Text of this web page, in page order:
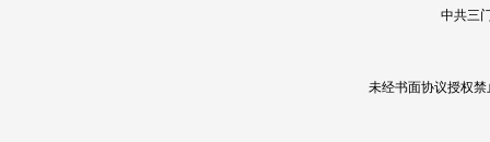
中共三
未经书面协议授权